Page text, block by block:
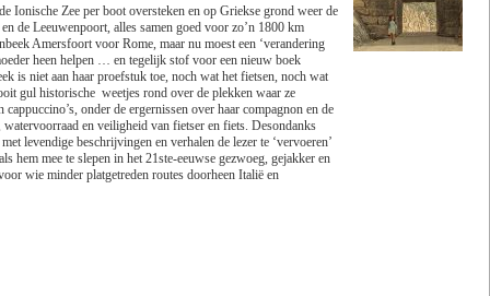
recensie'.
Zoeken Genre
Lees recensie
Titel Auteur
Ionische Zee per boot oversteken en op Griekse grond weer de
de Leeuwenpoort, alles samen goed voor zo’n 1800 km
Amersfoort voor Rome, maar nu moest een ‘verandering
heen helpen … en tegelijk stof voor een nieuw boek
is niet aan haar proefstuk toe, noch wat het fietsen, noch wat
gul historische weetjes rond over de plekken waar ze
onder de ergernissen over haar compagnon en de
en veiligheid van fietser en fiets. Desondanks
levendige beschrijvingen en verhalen de lezer te ‘vervoeren’
hem mee te slepen in het 21ste-eeuwse gezwoeg, gejakker en
wie minder platgetreden routes doorheen Italië en